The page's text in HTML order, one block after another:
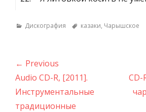
Categories
Дискография Tagsказаки, Чарышское
Навигация
по
записям
← Previous
Previous
post:
Audio CD-R, [2011].
Инструментальные
традиционные
NextCD-